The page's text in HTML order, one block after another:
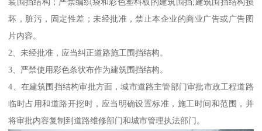
坏，脏污，固定性差；未经批准，禁止本企业的商业广告或广告图
片内容。
2、未经批准，应当纠正道路施工围挡结构。
3、严禁使用彩色条状布作为建筑围挡结构。
4、在建筑围挡结构审批方面，城市道路主管部门审批市政工程道路
临时占用和道路开挖时，应当明确设置标准，施工时间和范围，并
将审批内容复制到道路维修部门和城市管理执法部门。